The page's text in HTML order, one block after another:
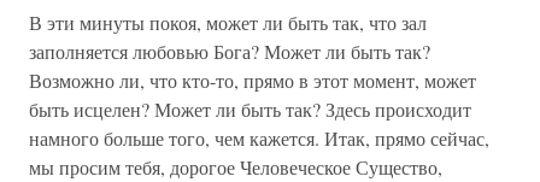
В эти минуты покоя, может ли быть так, что зал
заполняется любовью Бога? Может ли быть так?
Возможно ли, что кто-то, прямо в этот момент, может
быть исцелен? Может ли быть так? Здесь происходит
намного больше того, чем кажется. Итак, прямо сейчас,
мы просим тебя, дорогое Человеческое Существо,